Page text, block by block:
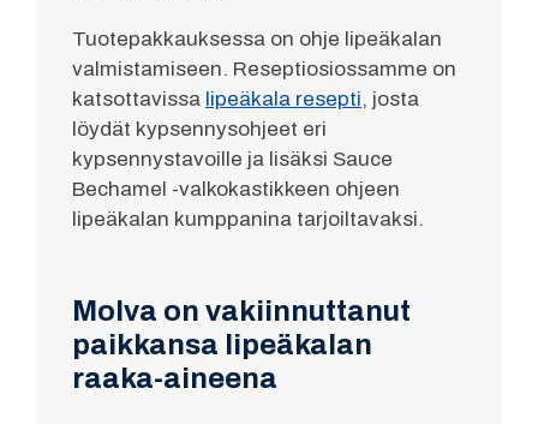
Tuotepakkauksessa on ohje lipeäkalan
valmistamiseen. Reseptiosiossamme on
katsottavissa lipeäkala resepti, josta
löydät kypsennysohjeet eri
kypsennystavoille ja lisäksi Sauce
Bechamel -valkokastikkeen ohjeen
lipeäkalan kumppanina tarjoiltavaksi.
Molva on vakiinnuttanut
paikkansa lipeäkalan
raaka-aineena